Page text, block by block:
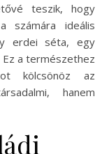
teszik, hogy
számára ideális
erdei séta, egy
Ez a természethez
kölcsönöz az
hanem